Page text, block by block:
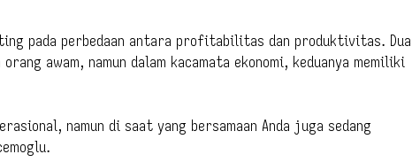
pada perbedaan antara profitabilitas dan produktivitas. Dua
awam, namun dalam kacamata ekonomi, keduanya memiliki
namun di saat yang bersamaan Anda juga sedang